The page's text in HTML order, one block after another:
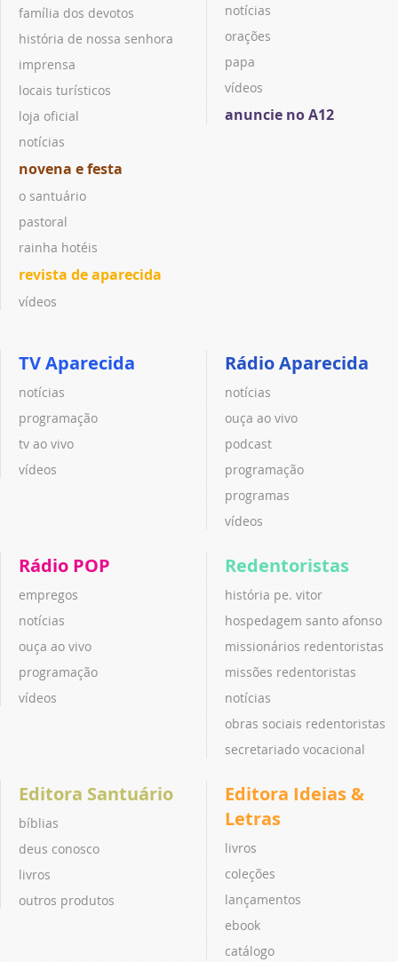
família dos devotos
história de nossa senhora
imprensa
locais turísticos
loja oficial
notícias
novena e festa
o santuário
pastoral
rainha hotéis
revista de aparecida
vídeos
notícias
orações
papa
vídeos
anuncie no A12
TV Aparecida
notícias
programação
tv ao vivo
vídeos
Rádio Aparecida
notícias
ouça ao vivo
podcast
programação
programas
vídeos
Rádio POP
empregos
notícias
ouça ao vivo
programação
vídeos
Redentoristas
história pe. vitor
hospedagem santo afonso
missionários redentoristas
missões redentoristas
notícias
obras sociais redentoristas
secretariado vocacional
Editora Santuário
bíblias
deus conosco
livros
outros produtos
Editora Ideias &
Letras
livros
coleções
lançamentos
ebook
catálogo